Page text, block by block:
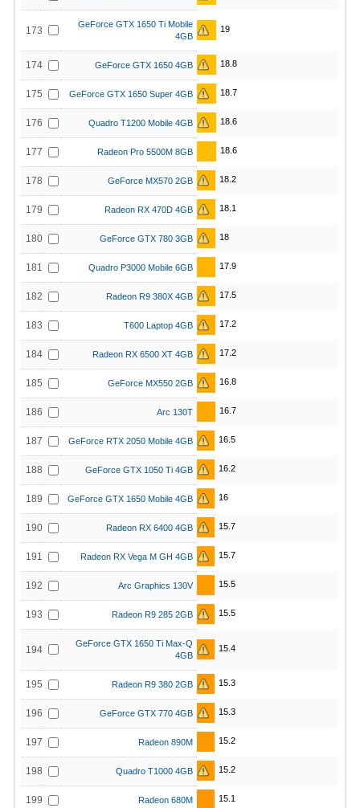
173
GeForce GTX 1650 Ti Mobile
4GB
19
174 GeForce GTX 1650 4GB 18.8
175 GeForce GTX 1650 Super 4GB 18.7
176 Quadro T1200 Mobile 4GB 18.6
177 Radeon Pro 5500M 8GB 18.6
178 GeForce MX570 2GB 18.2
179 Radeon RX 470D 4GB 18.1
180 GeForce GTX 780 3GB 18
181 Quadro P3000 Mobile 6GB 17.9
182 Radeon R9 380X 4GB 17.5
183 T600 Laptop 4GB 17.2
184 Radeon RX 6500 XT 4GB 17.2
185 GeForce MX550 2GB 16.8
186 Arc 130T 16.7
187 GeForce RTX 2050 Mobile 4GB 16.5
188 GeForce GTX 1050 Ti 4GB 16.2
189 GeForce GTX 1650 Mobile 4GB 16
190 Radeon RX 6400 4GB 15.7
191 Radeon RX Vega M GH 4GB 15.7
192 Arc Graphics 130V 15.5
193 Radeon R9 285 2GB 15.5
194
GeForce GTX 1650 Ti Max-Q
4GB
15.4
195 Radeon R9 380 2GB 15.3
196 GeForce GTX 770 4GB 15.3
197 Radeon 890M 15.2
198 Quadro T1000 4GB 15.2
199 Radeon 680M 15.1